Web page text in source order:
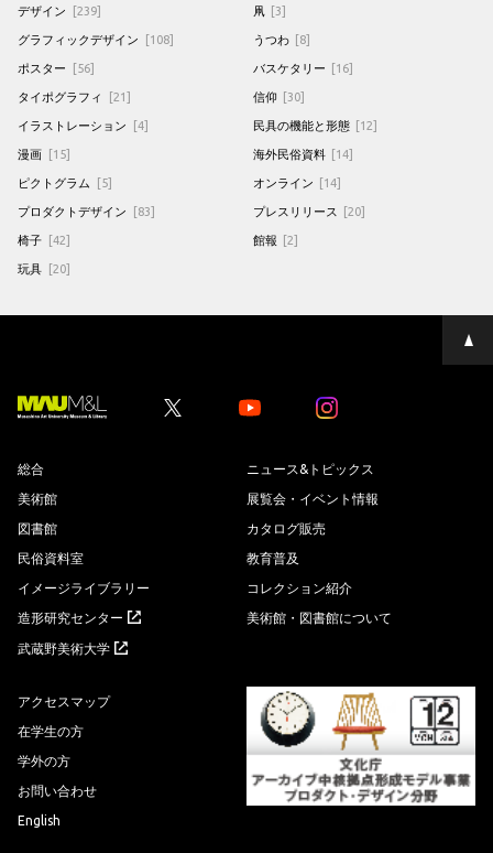
デザイン [239]
グラフィックデザイン [108]
ポスター [56]
タイポグラフィ [21]
イラストレーション [4]
漫画 [15]
ピクトグラム [5]
プロダクトデザイン [83]
椅子 [42]
玩具 [20]
凧 [3]
うつわ [8]
バスケタリー [16]
信仰 [30]
民具の機能と形態 [12]
海外民俗資料 [14]
オンライン [14]
プレスリリース [20]
館報 [2]
ペ
ー
Youtube Youtube
総合
美術館
図書館
民俗資料室
イメージライブラリー
造形研究センター
武蔵野美術大学
ニュース&トピックス
展覧会・イベント情報
カタログ販売
教育普及
コレクション紹介
美術館・図書館について
アクセスマップ
在学生の方
学外の方
お問い合わせ
English